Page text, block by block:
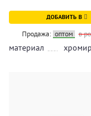
ДОБАВИТЬ В
Продажа: оптом в
материал